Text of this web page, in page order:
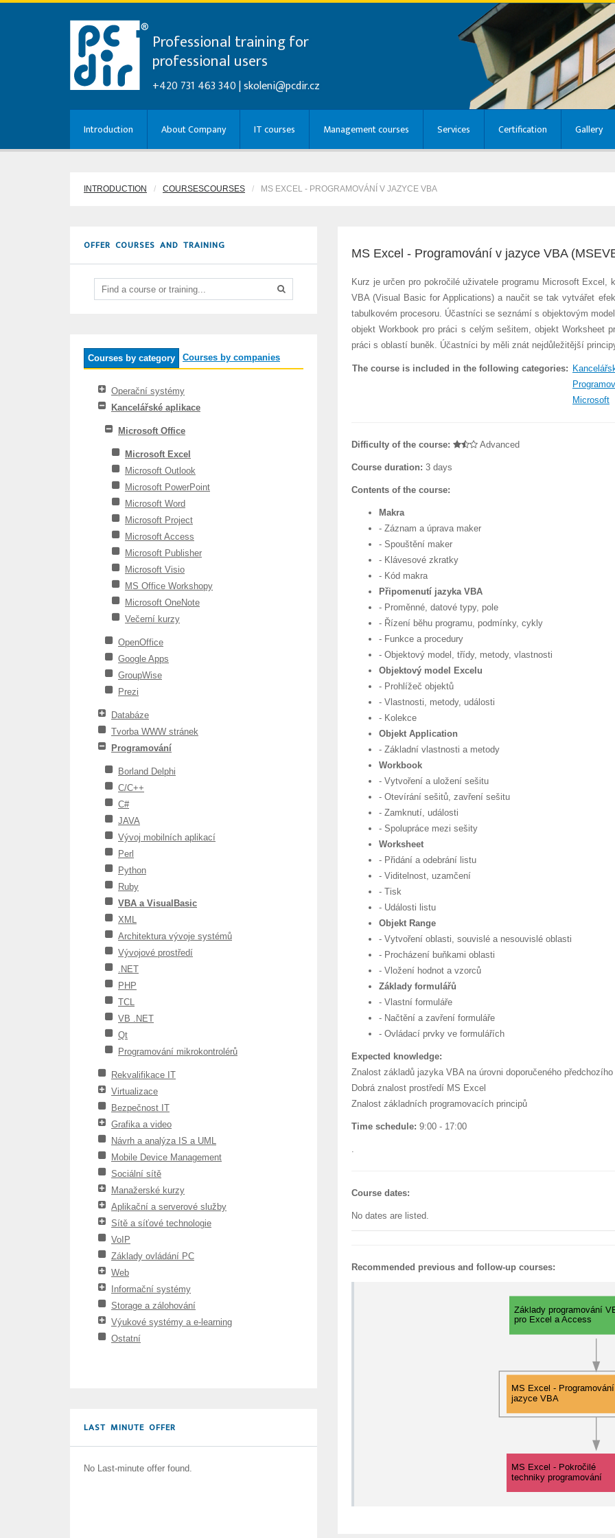
Professional training for
professional users
+420 731 463 340 |skoleni@pcdir.cz
Introduction About Company IT courses Management courses Services Certification Gallery
INTRODUCTION COURSESCOURSES MS EXCEL - PROGRAMOVÁNÍ V JAZYCE VBA
OFFER COURSES AND TRAINING
Courses by category Courses by companies
Operační systémy
Kancelářské aplikace
Microsoft Office
Microsoft Excel
Microsoft Outlook
Microsoft PowerPoint
Microsoft Word
Microsoft Project
Microsoft Access
Microsoft Publisher
Microsoft Visio
MS Office Workshopy
Microsoft OneNote
Večerní kurzy
OpenOffice
Google Apps
GroupWise
Prezi
Databáze
Tvorba WWW stránek
Programování
Borland Delphi
C/C++
C#
JAVA
Vývoj mobilních aplikací
Perl
Python
Ruby
VBA a VisualBasic
XML
Architektura vývoje systémů
Vývojové prostředí
.NET
PHP
TCL
VB .NET
Qt
Programování mikrokontrolérů
Rekvalifikace IT
Virtualizace
Bezpečnost IT
Grafika a video
Návrh a analýza IS a UML
Mobile Device Management
Sociální sítě
Manažerské kurzy
Aplikační a serverové služby
Sítě a síťové technologie
VoIP
Základy ovládání PC
Web
Informační systémy
Storage a zálohování
Výukové systémy a e-learning
Ostatní
LAST MINUTE OFFER
No Last-minute offer found.
MS Excel - Programování v jazyce VBA
Kurz je určen pro pokročilé uživatele programu Microsoft
VBA (Visual Basic for Applications) a naučit se tak vytvářet
tabulkovém procesoru. Účastníci se seznámí s objektovým
objekt Workbook pro práci s celým sešitem, objekt Worksheet
práci s oblastí buněk. Účastníci by měli znát nejdůležitější
The course is included in the following categories:
Microsoft
Difficulty of the course: Advanced
Course duration: 3 days
Contents of the course:
Makra
- Záznam a úprava maker
- Spouštění maker
- Klávesové zkratky
- Kód makra
Připomenutí jazyka VBA
- Proměnné, datové typy, pole
- Řízení běhu programu, podmínky, cykly
- Funkce a procedury
- Objektový model, třídy, metody, vlastnosti
Objektový model Excelu
- Prohlížeč objektů
- Vlastnosti, metody, události
- Kolekce
Objekt Application
- Základní vlastnosti a metody
Workbook
- Vytvoření a uložení sešitu
- Otevírání sešitů, zavření sešitu
- Zamknutí, události
- Spolupráce mezi sešity
Worksheet
- Přidání a odebrání listu
- Viditelnost, uzamčení
- Tisk
- Události listu
Objekt Range
- Vytvoření oblasti, souvislé a nesouvislé oblasti
- Procházení buňkami oblasti
- Vložení hodnot a vzorců
Základy formulářů
- Vlastní formuláře
- Načtění a zavření formuláře
- Ovládací prvky ve formulářích
Expected knowledge:
Znalost základů jazyka VBA na úrovni doporučeného
Dobrá znalost prostředí MS Excel
Znalost základních programovacích principů
Time schedule: 9:00 - 17:00
.
Course dates:
No dates are listed.
Recommended previous and follow-up courses: